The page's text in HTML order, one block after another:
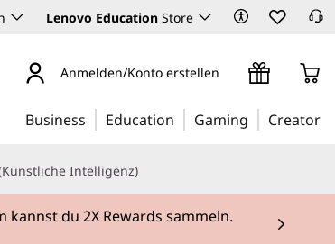
Lenovo Education Store
Anmelden/Konto erstellen
Business Education Gaming Creator
Intelligenz)
du 2X Rewards sammeln.